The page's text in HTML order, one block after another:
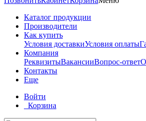
Каталог продукции
Производители
Как купить
Условия доставкиУсловия оплаты
Компания
РеквизитыВакансииВопрос-ответ
Контакты
Еще
Войти
Корзина